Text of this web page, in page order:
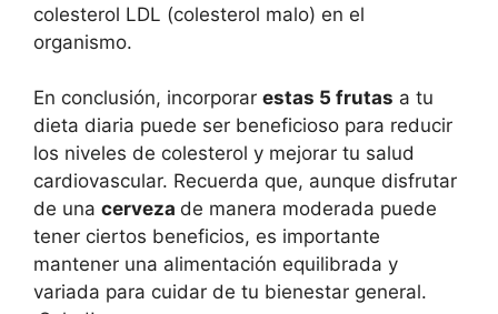
colesterol LDL (colesterol malo) en el
organismo.
En conclusión, incorporar estas 5 frutas a tu
dieta diaria puede ser beneficioso para reducir
los niveles de colesterol y mejorar tu salud
cardiovascular. Recuerda que, aunque disfrutar
de una cerveza de manera moderada puede
tener ciertos beneficios, es importante
mantener una alimentación equilibrada y
variada para cuidar de tu bienestar general.